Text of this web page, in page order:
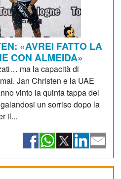
«AVREI FATTO LA
CON ALMEIDA»
ma la capacità di
Jan Christen e la UAE
vinto la quinta tappa del
un sorriso dopo la
il...